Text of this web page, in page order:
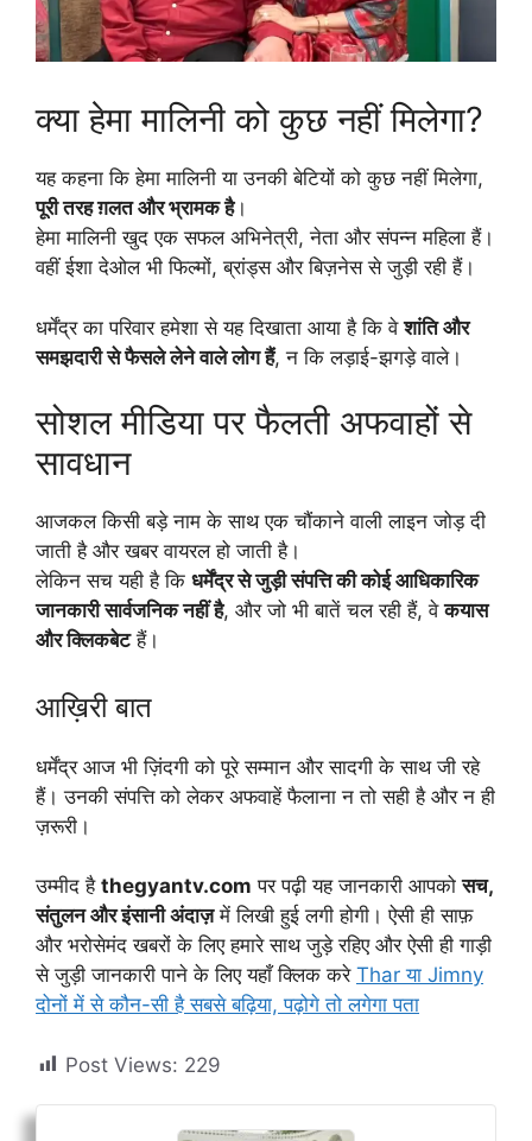
क्या हेमा मालिनी को कुछ नहीं मिलेगा?
यह कहना कि हेमा मालिनी या उनकी बेटियों को कुछ नहीं मिलेगा,
पूरी तरह ग़लत और भ्रामक है।
हेमा मालिनी खुद एक सफल अभिनेत्री, नेता और संपन्न महिला हैं।
वहीं ईशा देओल भी फिल्मों, ब्रांड्स और बिज़नेस से जुड़ी रही हैं।
धर्मेंद्र का परिवार हमेशा से यह दिखाता आया है कि वेशांति और
समझदारी से फैसले लेने वाले लोग हैं, न कि लड़ाई-झगड़े वाले।
सोशल मीडिया पर फैलती अफवाहों से
सावधान
आजकल किसी बड़े नाम के साथ एक चौंकाने वाली लाइन जोड़ दी
जाती है और खबर वायरल हो जाती है।
लेकिन सच यही है कि धर्मेंद्र से जुड़ी संपत्ति की कोई आधिकारिक
जानकारी सार्वजनिक नहीं है, और जो भी बातें चल रही हैं, वेकयास
और क्लिकबेटहैं।
आख़िरी बात
धर्मेंद्र आज भी ज़िंदगी को पूरे सम्मान और सादगी के साथ जी रहे
हैं। उनकी संपत्ति को लेकर अफवाहें फैलाना न तो सही है और न ही
ज़रूरी।
उम्मीद है thegyantv.com पर पढ़ी यह जानकारी आपकोसच,
संतुलन और इंसानी अंदाज़में लिखी हुई लगी होगी। ऐसी ही साफ़
और भरोसेमंद खबरों के लिए हमारे साथ जुड़े रहिए और ऐसी ही गाड़ी
से जुड़ी जानकारी पाने के लिए यहाँ क्लिक करे Thar या Jimny
दोनों में से कौन-सी है सबसे बढ़िया, पढ़ोगे तो लगेगा पता
Post Views: 229